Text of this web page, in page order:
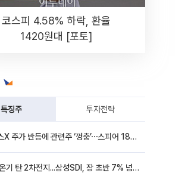
코스피 4.58% 하락, 환율
1420원대 [포토]
특징주 투자전략
스페이스X 주가 반등에 관련주 ‘껑충’⋯스피어 18%ㆍ에이치브이엠 12%↑
반도체 온기 탄 2차전지...삼성SDI, 장 초반 7% 넘게 껑충